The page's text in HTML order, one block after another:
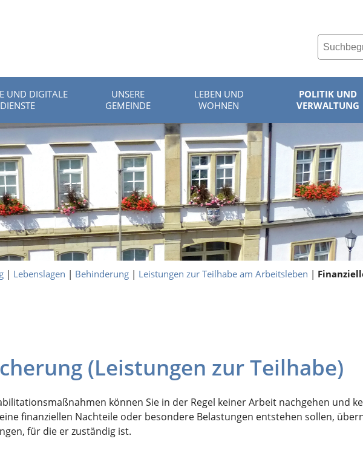
UND DIGITALE
DIENSTE
UNSERE
GEMEINDE
LEBEN UND
WOHNEN
POLITIK UND
VERWALTUNG
| Lebenslagen | Behinderung | Leistungen zur Teilhabe am Arbeitsleben |
(Leistungen zur Teilhabe)
können Sie in der Regel keiner Arbeit nachgehen und
finanziellen Nachteile oder besondere Belastungen entstehen sollen,
für die er zuständig ist.